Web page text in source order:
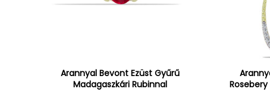
Arannyal Bevont Ezüst Gyűrű
Madagaszkári Rubinnal